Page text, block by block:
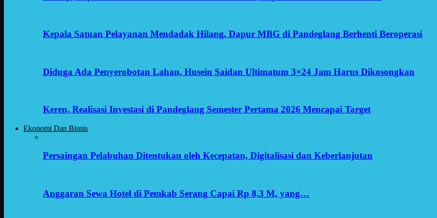
Kepala Satuan Pelayanan Mendadak Hilang, Dapur MBG di Pandeglang Berhenti Beroperasi
Diduga Ada Penyerobotan Lahan, Husein Saidan Ultimatum 3×24 Jam Harus Dikosongkan
Keren, Realisasi Investasi di Pandeglang Semester Pertama 2026 Mencapai Target
Ekonomi Dan Bisnis
Persaingan Pelabuhan Ditentukan oleh Kecepatan, Digitalisasi dan Keberlanjutan
Anggaran Sewa Hotel di Pemkab Serang Capai Rp 8,3 M, yang…